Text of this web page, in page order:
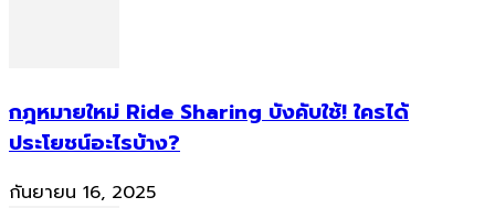
กฎหมายใหม่ Ride Sharing บังคับใช้! ใครได้
ประโยชน์อะไรบ้าง?
กันยายน 16, 2025